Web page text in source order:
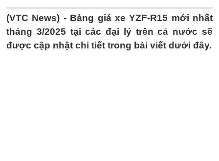
(VTC News) - Bảng giá xe YZF-R15 mới nhất
tháng 3/2025 tại các đại lý trên cả nước sẽ
được cập nhật chi tiết trong bài viết dưới đây.